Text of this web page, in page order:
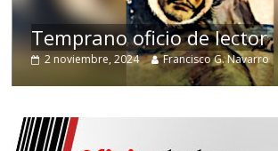
Temprano oficio de lector
2 noviembre, 2024 Francisco G. Navarro